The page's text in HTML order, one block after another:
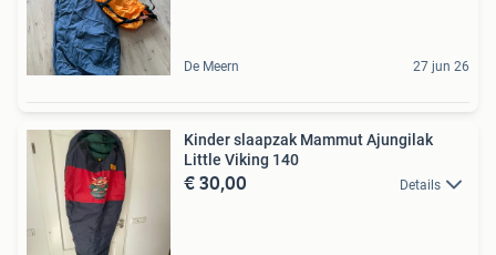
De Meern 27 jun 26
Kinder slaapzak Mammut Ajungilak
Little Viking 140
€ 30,00 Details